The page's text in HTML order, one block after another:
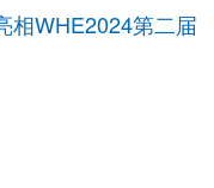
相WHE2024第二届